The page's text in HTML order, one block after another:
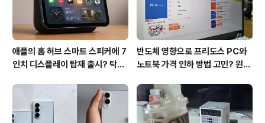
애플의 홈 허브 스마트 스피커에 7
인치 디스플레이 탑재 출시? 탁상
체제 적용!!
반도체 영향으로 프리도스 PC와
노트북 가격 인하 방법 고민? 윈도
방법?(feat. vip-scdkeys)